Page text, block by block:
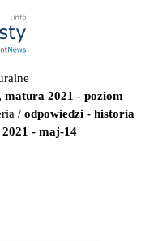
2021 - poziom
/ odpowiedzi - historia
- maj-14